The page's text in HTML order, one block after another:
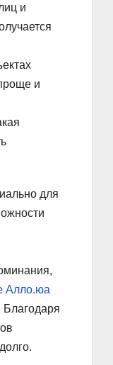
и
и
для
Алло.юа
Благодаря